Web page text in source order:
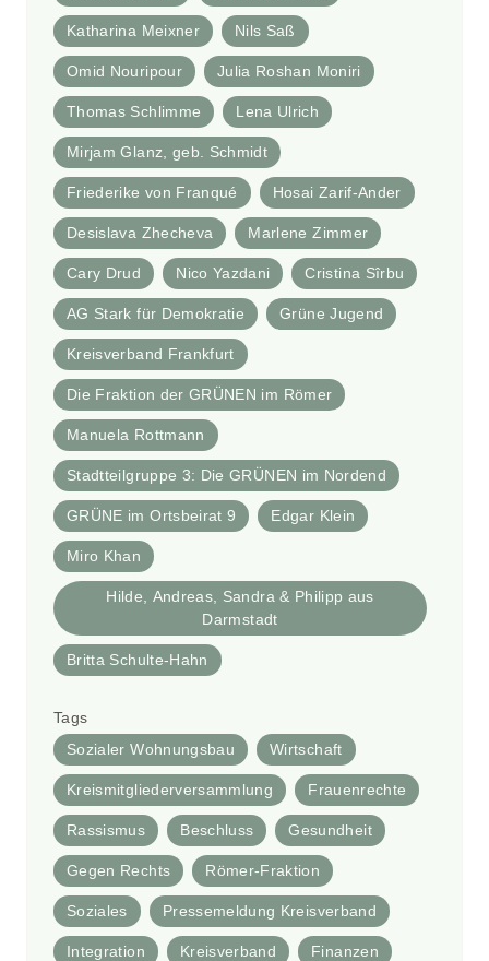
Katharina Meixner Nils Saß
Omid Nouripour Julia Roshan Moniri
Thomas Schlimme Lena Ulrich
Mirjam Glanz, geb. Schmidt
Friederike von Franqué Hosai Zarif-Ander
Desislava Zhecheva Marlene Zimmer
Cary Drud Nico Yazdani Cristina Sîrbu
AG Stark für Demokratie Grüne Jugend
Kreisverband Frankfurt
Die Fraktion der GRÜNEN im Römer
Manuela Rottmann
Stadtteilgruppe 3: Die GRÜNEN im Nordend
GRÜNE im Ortsbeirat 9 Edgar Klein
Miro Khan
Hilde, Andreas, Sandra & Philipp aus
Darmstadt
Britta Schulte-Hahn
Tags
Sozialer Wohnungsbau
Wirtschaft
Kreismitgliederversammlung Frauenrechte
Rassismus Beschluss Gesundheit
Gegen Rechts Römer-Fraktion
Soziales Pressemeldung Kreisverband
Integration Kreisverband Finanzen